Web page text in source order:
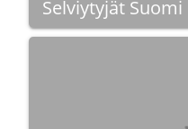
Selviytyjät Suomi